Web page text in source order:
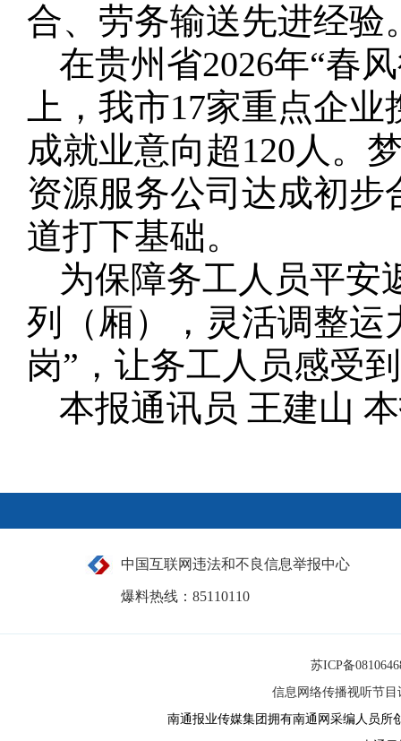
合、劳务输送先进经验
在贵州省2026年“春
上，我市17家重点企业
成就业意向超120人。
资源服务公司达成初
道打下基础。
为保障务工人员平安
列（厢），灵活调整运
岗”，让务工人员感受
本报通讯员 王建山
中国互联网违法和不良信息举报中心
爆料热线：85110110
苏ICP备
信息网络传播视听节目
南通报业传媒集团拥有南通网采编人员所